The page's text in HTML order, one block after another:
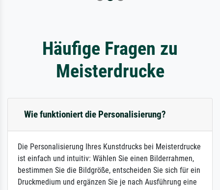
Häufige Fragen zu
Meisterdrucke
Wie funktioniert die Personalisierung?
Die Personalisierung Ihres Kunstdrucks bei Meisterdrucke
ist einfach und intuitiv: Wählen Sie einen Bilderrahmen,
bestimmen Sie die Bildgröße, entscheiden Sie sich für ein
Druckmedium und ergänzen Sie je nach Ausführung eine